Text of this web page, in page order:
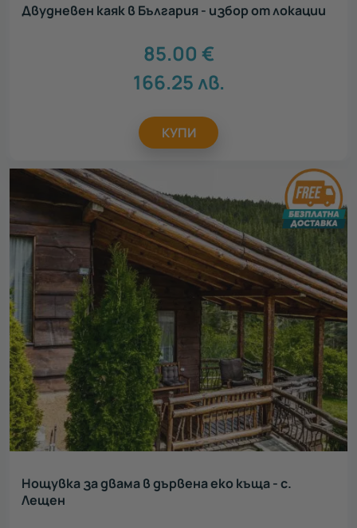
Двудневен каяк в България - избор от локации
85.00 €
166.25лв.
КУПИ
Нощувка за двама в дървена еко къща - с.
Лещен